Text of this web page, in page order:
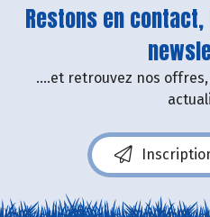
Restons en
....et retrouvez nos